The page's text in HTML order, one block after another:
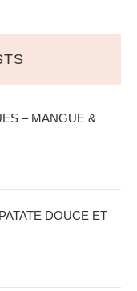
– MANGUE &
DOUCE ET